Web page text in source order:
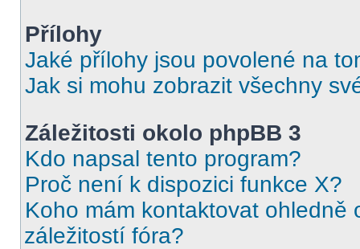
Přílohy
Jaké přílohy jsou povolené na
Jak si mohu zobrazit všechny
Záležitosti okolo phpBB 3
Kdo napsal tento program?
Proč není k dispozici funkce X?
Koho mám kontaktovat
záležitostí fóra?